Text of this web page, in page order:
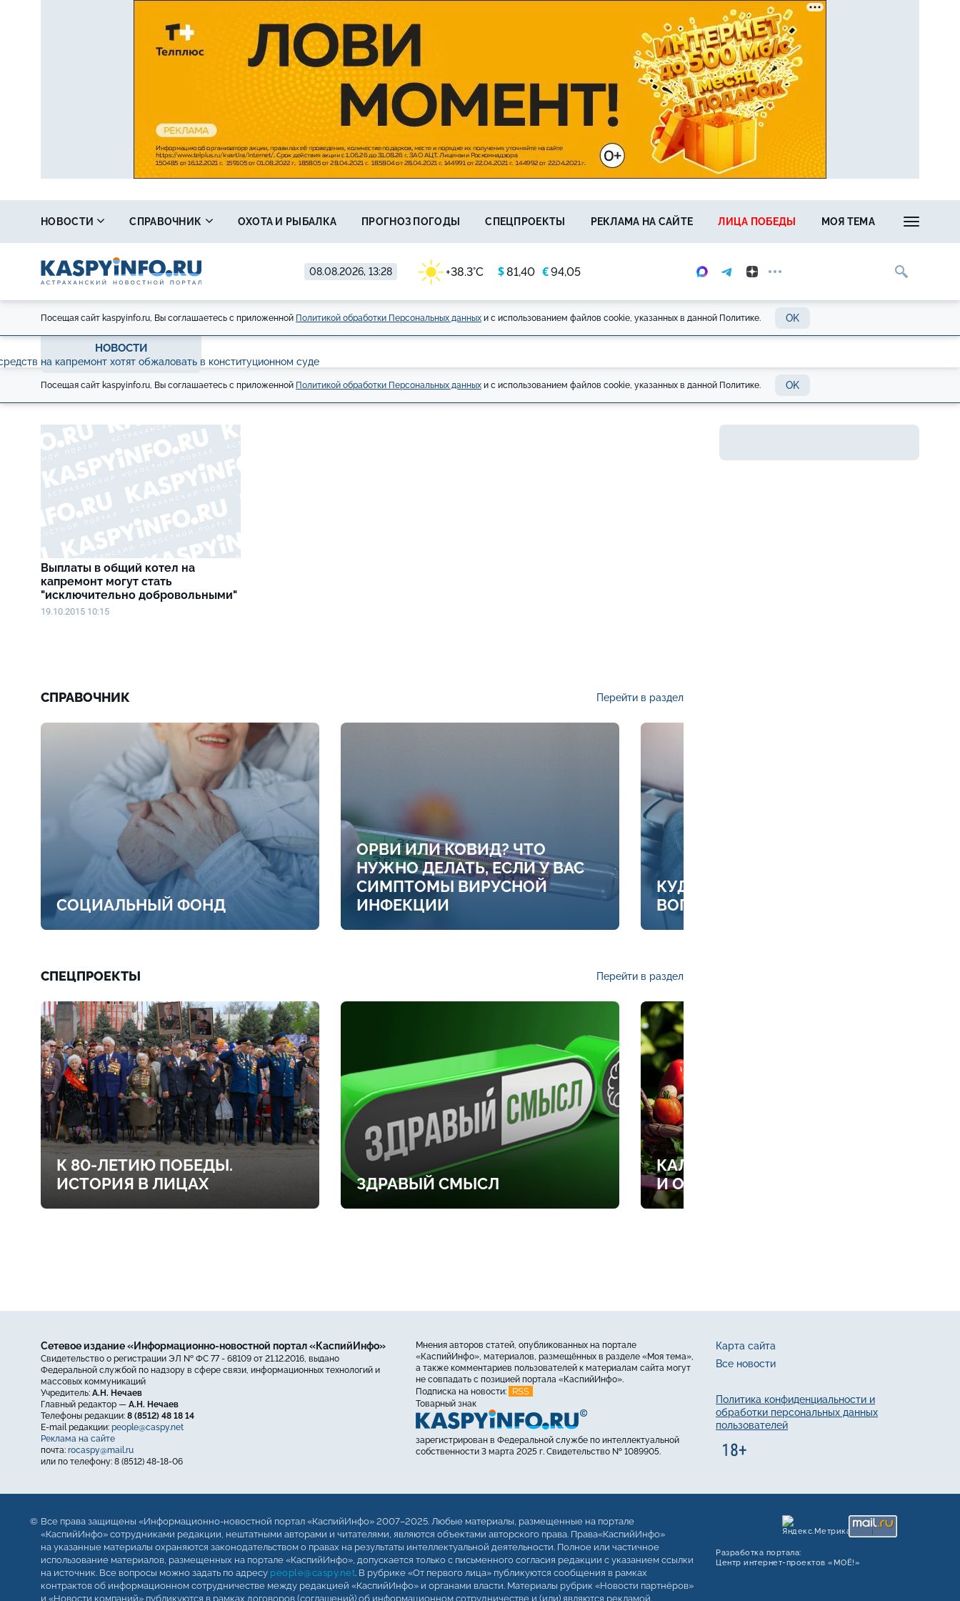
08.08.2026, 13:28 +38.3°C $81,40 €94,05
НОВОСТИ СПРАВОЧНИК ОХОТА И РЫБАЛКА ПРОГНОЗ ПОГОДЫ СПЕЦПРОЕКТЫ РЕКЛАМА НА САЙТЕ ЛИЦА ПОБЕДЫ МОЯ ТЕМА
Посещая сайт kaspyinfo.ru, Вы соглашаетесь с приложенной Политикой обработки Персональных данных и с использованием файлов cookie, указанных в данной Политике. OK
НОВОСТИ
на капремонт хотят обжаловать в конституционном суде
Посещая сайт kaspyinfo.ru, Вы соглашаетесь с приложенной Политикой обработки Персональных данных и с использованием файлов cookie, указанных в данной Политике. OK
Выплаты в общий котел на
капремонт могут стать
"исключительно добровольными"
19.10.2015 10:15
СПРАВОЧНИК Перейти в раздел
СОЦИАЛЬНЫЙ ФОНД
ОРВИ ИЛИ КОВИД? ЧТО
НУЖНО ДЕЛАТЬ, ЕСЛИ У ВАС
СИМПТОМЫ ВИРУСНОЙ
ИНФЕКЦИИ
КУДА ЗВОНИТЬ, ЕСЛИ ЕСТЬ
ВОПРОСЫ ПО ОТОПЛЕНИЮ
СПЕЦПРОЕКТЫ Перейти в раздел
К 80-ЛЕТИЮ ПОБЕДЫ.
ИСТОРИЯ В ЛИЦАХ
ЗДРАВЫЙ СМЫСЛ
КАЛЕНДАРЬ РАБОТ В САДУ
И ОГОРОДЕ
Сетевое издание «Информационно-новостной портал «КаспийИнфо»
Свидетельство о регистрации ЭЛ № ФС 77 - 68109 от 21.12.2016, выдано
Федеральной службой по надзору в сфере связи, информационных технологий и
массовых коммуникаций
Учредитель: А.Н. Нечаев
Главный редактор — А.Н. Нечаев
Телефоны редакции: 8 (8512) 48 18 14
E-mail редакции: people@caspy.net
Реклама на сайте
почта: rocaspy@mail.ru
или по телефону: 8 (8512) 48-18-06
Мнения авторов статей, опубликованных на портале
«КаспийИнфо», материалов, размещённых в разделе «Моя тема»,
а также комментариев пользователей к материалам сайта могут
не совпадать с позицией портала «КаспийИнфо».
Подписка на новости:
RSS
Товарный знак
зарегистрирован в Федеральной службе по интеллектуальной
собственности 3 марта 2025 г. Свидетельство № 1089905.
Карта сайта
Все новости
Политика конфиденциальности и
обработки персональных данных
пользователей
Все права защищены «Информационно-новостной портал «КаспийИнфо» 2007–2025. Любые материалы, размещенные на портале
«КаспийИнфо» сотрудниками редакции, нештатными авторами и читателями, являются объектами авторского права. Права«КаспийИнфо»
на указанные материалы охраняются законодательством о правах на результаты интеллектуальной деятельности. Полное или частичное
использование материалов, размещенных на портале «КаспийИнфо», допускается только с письменного согласия редакции с указанием ссылки
на источник. Все вопросы можно задать по адресу people@caspy.net. В рубрике «От первого лица» публикуются сообщения в рамках
контрактов об информационном сотрудничестве между редакцией «КаспийИнфо» и органами власти. Материалы рубрик «Новости партнёров»
и «Новости компаний» публикуются в рамках договоров (соглашений) об информационном сотрудничестве и (или) являются рекламой.
Разработка портала:
Центр интернет‑проектов «МОЁ!»